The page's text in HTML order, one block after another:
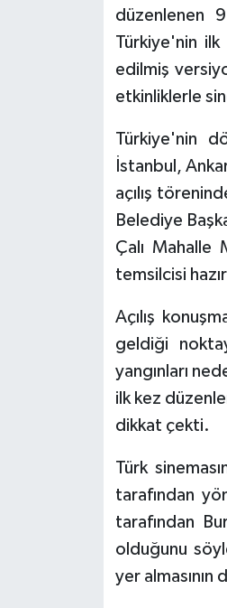
düzenlenen
Türkiye'nin ilk
edilmiş
etkinliklerle
Türkiye'nin
İstanbul,
açılış
Belediye
Çalı
temsilcisi
Açılış
geldiği
yangınları
ilk kez
dikkat çekti.
Türk
tarafından
tarafından
olduğunu
yer almasının